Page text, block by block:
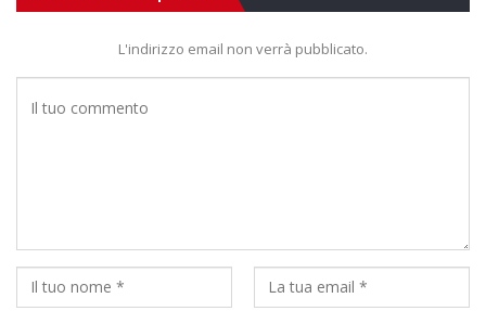
L'indirizzo email non verrà pubblicato.